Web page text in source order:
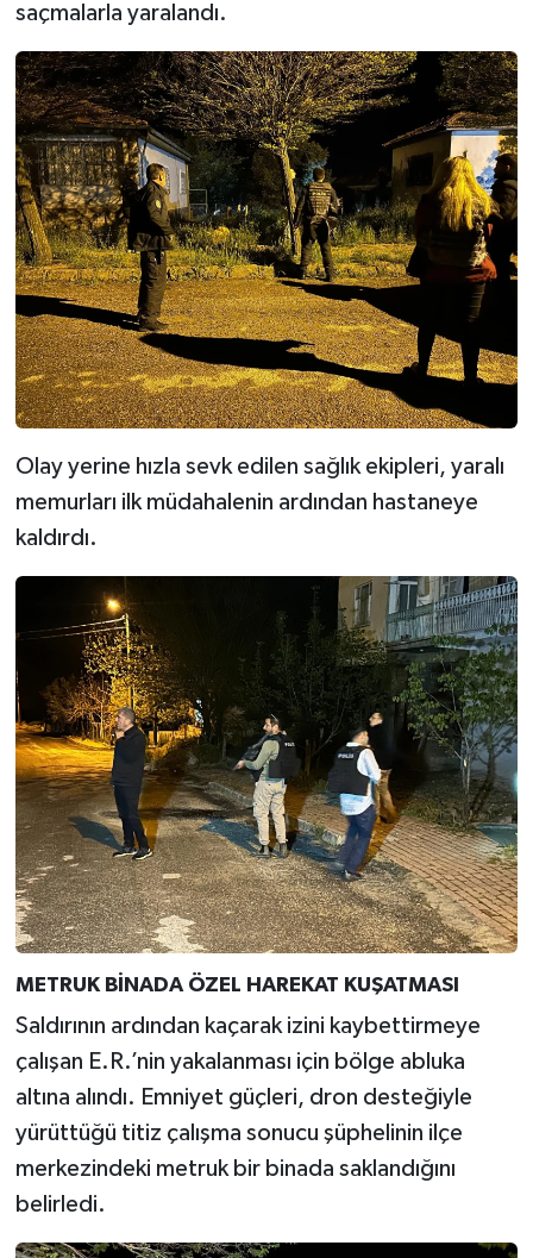
saçmalarla yaralandı.
Olay yerine hızla sevk edilen sağlık ekipleri, yaralı
memurları ilk müdahalenin ardından hastaneye
kaldırdı.
METRUK BİNADA ÖZEL HAREKAT KUŞATMASI
Saldırının ardından kaçarak izini kaybettirmeye
çalışan E.R.’nin yakalanması için bölge abluka
altına alındı. Emniyet güçleri, dron desteğiyle
yürüttüğü titiz çalışma sonucu şüphelinin ilçe
merkezindeki metruk bir binada saklandığını
belirledi.